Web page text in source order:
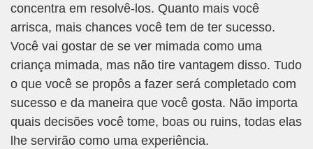
concentra em resolvê-los. Quanto mais você
arrisca, mais chances você tem de ter sucesso.
Você vai gostar de se ver mimada como uma
criança mimada, mas não tire vantagem disso. Tudo
o que você se propôs a fazer será completado com
sucesso e da maneira que você gosta. Não importa
quais decisões você tome, boas ou ruins, todas elas
lhe servirão como uma experiência.